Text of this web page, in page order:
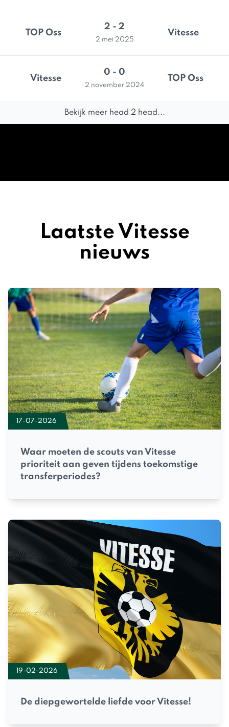
TOP Oss
2 - 2
2 mei 2025
Vitesse
Vitesse
0 - 0
2 november 2024
TOP Oss
Bekijk meer head 2 head...
Laatste Vitesse
nieuws
17-07-2026
Waar moeten de scouts van Vitesse
prioriteit aan geven tijdens toekomstige
transferperiodes?
19-02-2026
De diepgewortelde liefde voor Vitesse!